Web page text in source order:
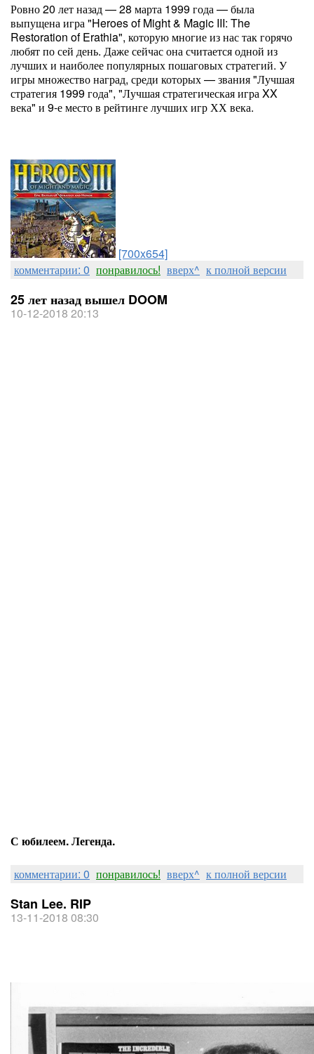
Ровно 20 лет назад — 28 марта 1999 года — была
выпущена игра "Heroes of Might & Magic III: The
Restoration of Erathia", которую многие из нас так горячо
любят по сей день. Даже сейчас она считается одной из
лучших и наиболее популярных пошаговых стратегий. У
игры множество наград, среди которых — звания "Лучшая
стратегия 1999 года", "Лучшая стратегическая игра XX
века" и 9-е место в рейтинге лучших игр ХХ века.
[700x654]
комментарии: 0 понравилось! вверх^ к полной версии
25 лет назад вышел DOOM
10-12-2018 20:13
С юбилеем. Легенда.
комментарии: 0 понравилось! вверх^ к полной версии
Stan Lee. RIP
13-11-2018 08:30